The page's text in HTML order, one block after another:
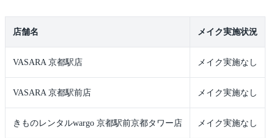
店舗名 メイク実施状況
VASARA 京都駅店 メイク実施なし
VASARA 京都駅前店 メイク実施なし
きものレンタルwargo 京都駅前京都タワー店 メイク実施なし